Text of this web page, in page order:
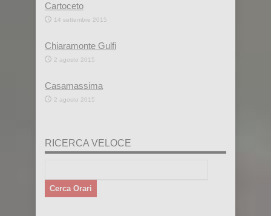
Cartoceto
14 settembre 2015
Chiaramonte Gulfi
2 agosto 2015
Casamassima
2 agosto 2015
RICERCA VELOCE